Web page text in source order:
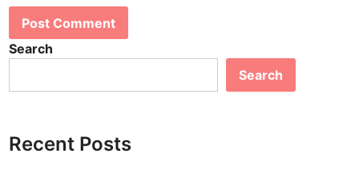
Search
Search
Recent Posts